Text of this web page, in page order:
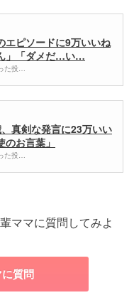
ピソードに9万いいね
」「ダメだ…い…
た投…
真剣な発言に23万いい
お言葉」
た投…
ママに質問してみよ
質問